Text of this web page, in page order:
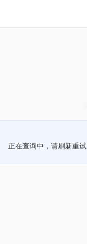
正在查询中，请刷新重试